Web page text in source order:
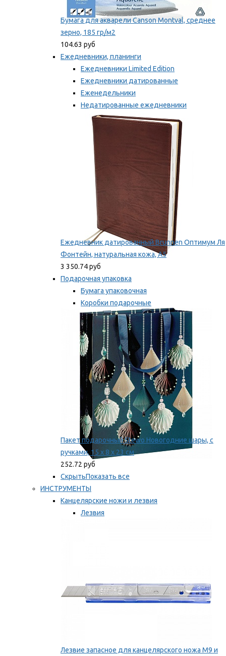
Бумага для акварели Canson Montval, среднее
зерно, 185 гр/м2
104.63 руб
Ежедневники, планинги
Ежедневники Limited Edition
Ежедневники датированные
Еженедельники
Недатированные ежедневники
Планинги
Мы рекомендуем
Ежедневник датированный Brunnen Оптимум Ля
Фонтейн, натуральная кожа, А5
3 350.74 руб
Подарочная упаковка
Бумага упаковочная
Коробки подарочные
Ленты, бобины
Мы рекомендуем
Пакет подарочный Stewo Новогодние шары, с
ручками, 15 х 8 х 23 см
252.72 руб
СкрытьПоказать все
ИНСТРУМЕНТЫ
Канцелярские ножи и лезвия
Лезвия
Лезвие запасное для канцелярского ножа M9 и